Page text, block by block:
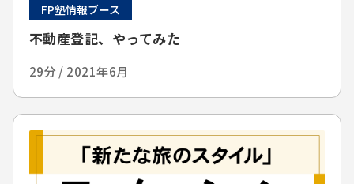
FP塾情報ブース
不動産登記、やってみた
29分 / 2021年6月